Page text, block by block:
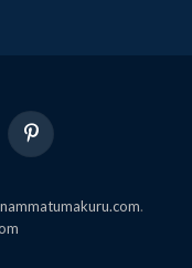
Pinterest
nammatumakuru.com.